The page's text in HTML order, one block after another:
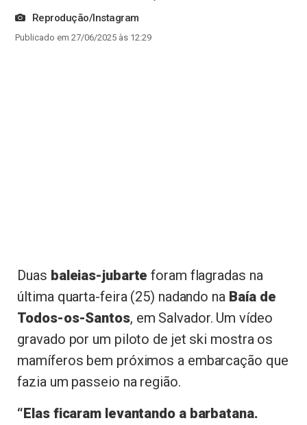
Reprodução/Instagram
Publicado em 27/06/2025 às 12:29
Duas baleias-jubarte foram flagradas na
última quarta-feira (25) nadando na Baía de
Todos-os-Santos, em Salvador. Um vídeo
gravado por um piloto de jet ski mostra os
mamíferos bem próximos a embarcação que
fazia um passeio na região.
“Elas ficaram levantando a barbatana.